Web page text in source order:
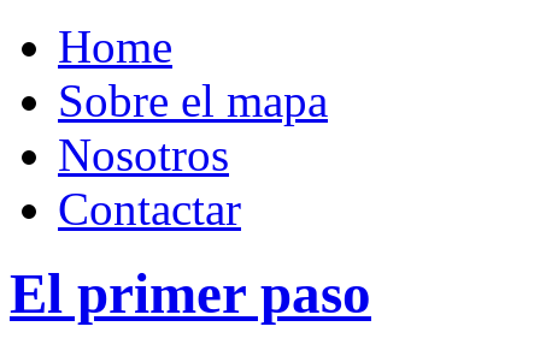
Home
Sobre el mapa
Nosotros
Contactar
El primer paso